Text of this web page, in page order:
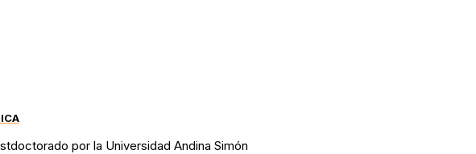
por la Universidad Andina Simón